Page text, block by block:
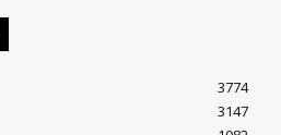
3774
3147